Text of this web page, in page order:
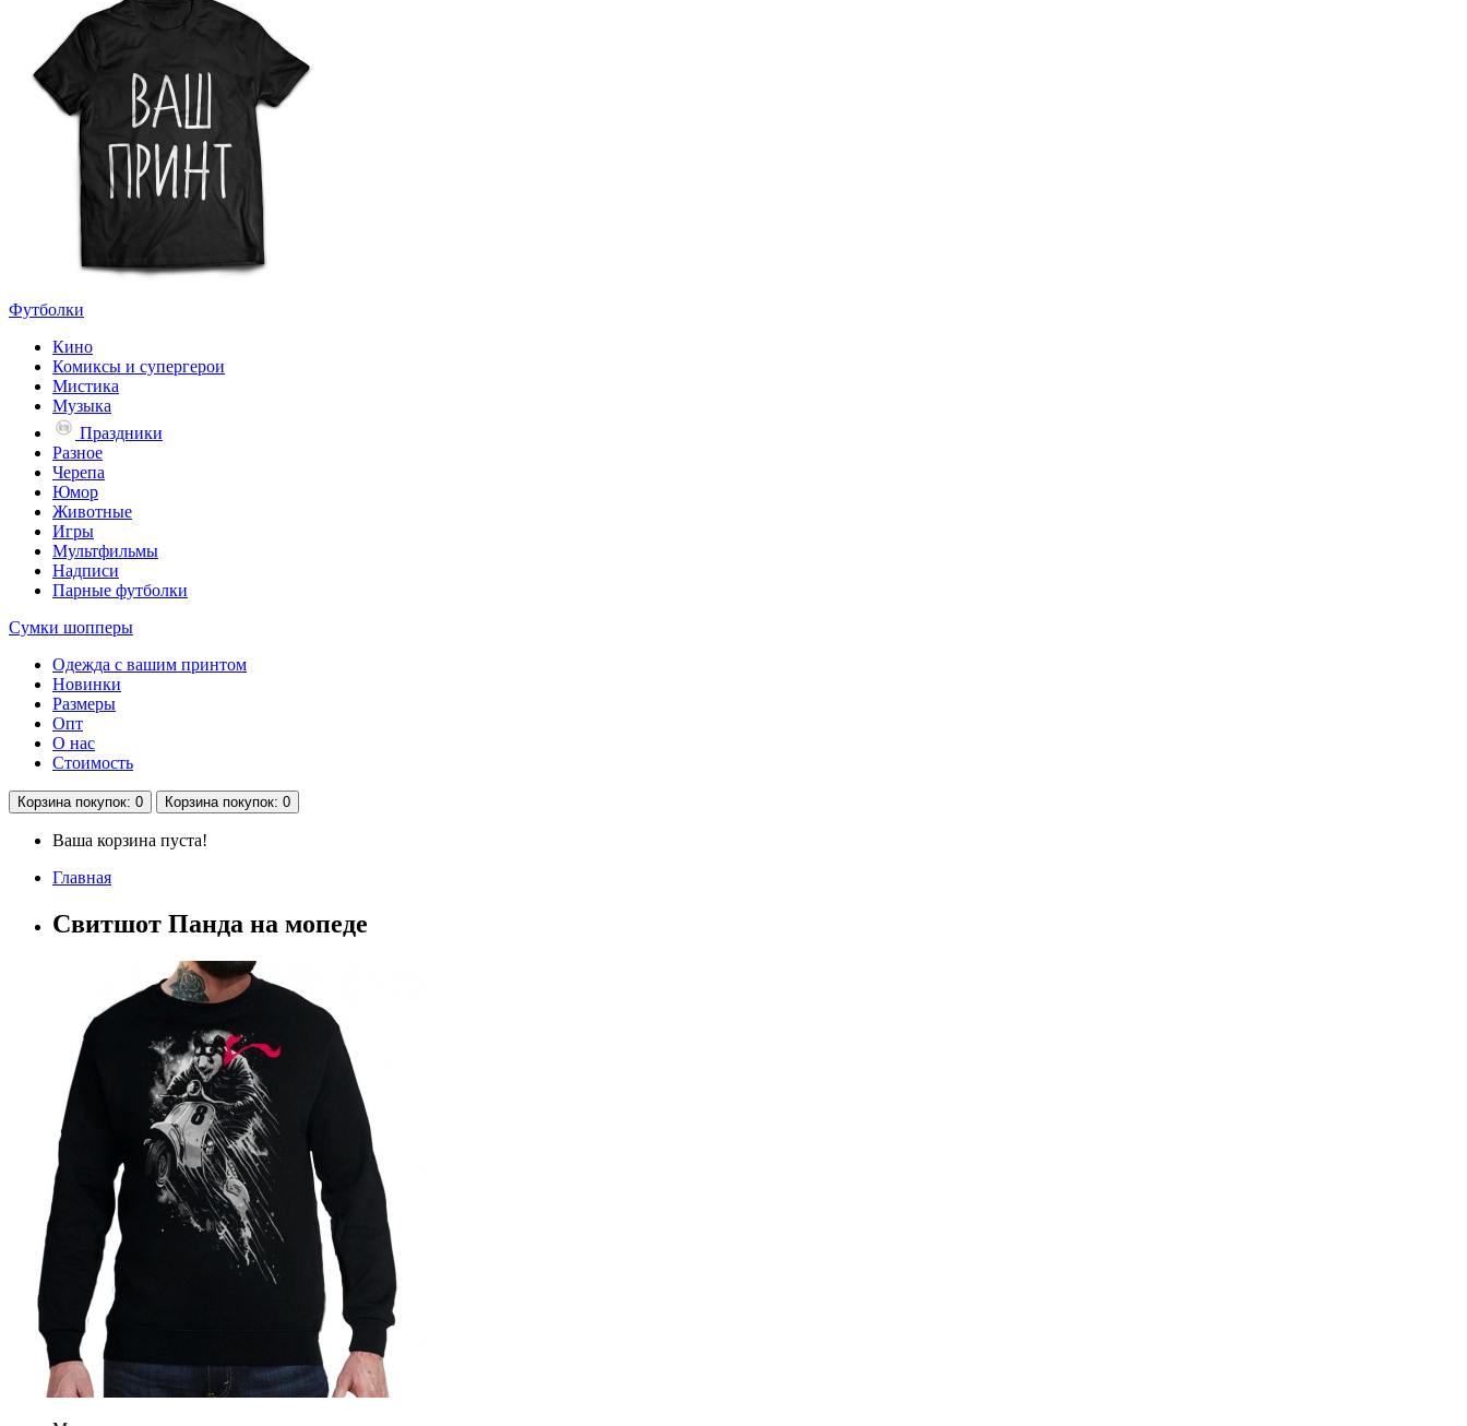
Футболки
Кино
Комиксы и супергерои
Мистика
Музыка
Праздники
Разное
Черепа
Юмор
Животные
Игры
Мультфильмы
Надписи
Парные футболки
Сумки шопперы
Одежда с вашим принтом
Новинки
Размеры
Опт
О нас
Стоимость
Корзинапокупок: 0 Корзинапокупок: 0
Ваша корзина пуста!
Главная
Свитшот Панда на мопеде